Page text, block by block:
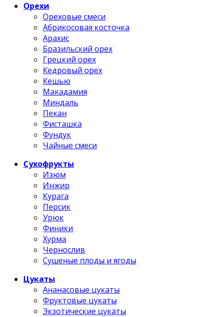
Орехи
Ореховые смеси
Абрикосовая косточка
Арахис
Бразильский орех
Грецкий орех
Кедровый орех
Кешью
Макадамия
Миндаль
Пекан
Фисташка
Фундук
Чайные смеси
Сухофрукты
Изюм
Инжир
Курага
Персик
Урюк
Финики
Хурма
Чернослив
Сушеные плоды и ягоды
Цукаты
Ананасовые цукаты
Фруктовые цукаты
Экзотические цукаты